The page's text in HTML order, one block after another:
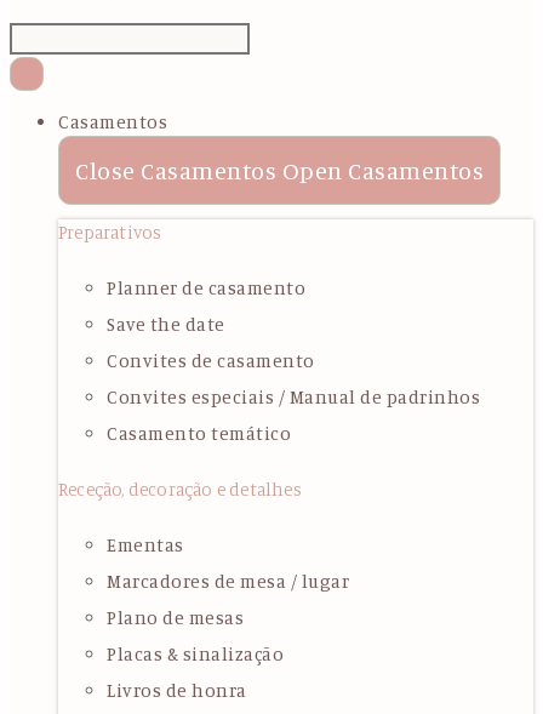
Casamentos
Close Casamentos Open Casamentos
Preparativos
Planner de casamento
Save the date
Convites de casamento
Convites especiais / Manual de padrinhos
Casamento temático
Receção, decoração e detalhes
Ementas
Marcadores de mesa / lugar
Plano de mesas
Placas & sinalização
Livros de honra